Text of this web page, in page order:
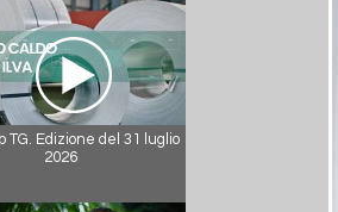
TG. Edizione del 31 luglio
2026